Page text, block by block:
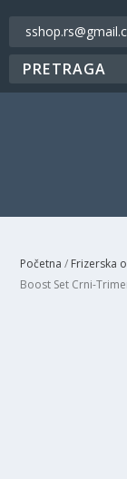
Početna / Frizerska
Boost Set Crni-